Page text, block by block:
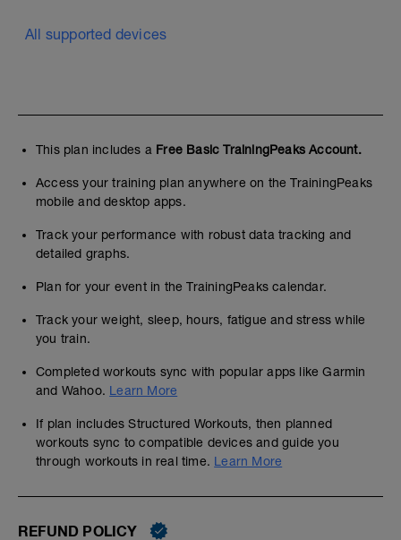
All supported devices
This plan includes a Free Basic TrainingPeaks Account.
Access your training plan anywhere on the TrainingPeaks
mobile and desktop apps.
Track your performance with robust data tracking and
detailed graphs.
Plan for your event in the TrainingPeaks calendar.
Track your weight, sleep, hours, fatigue and stress while
you train.
Completed workouts sync with popular apps like Garmin
and Wahoo. Learn More
If plan includes Structured Workouts, then planned
workouts sync to compatible devices and guide you
through workouts in real time. Learn More
REFUND POLICY